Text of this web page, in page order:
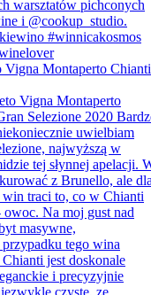
Vigna Montaperto Chianti